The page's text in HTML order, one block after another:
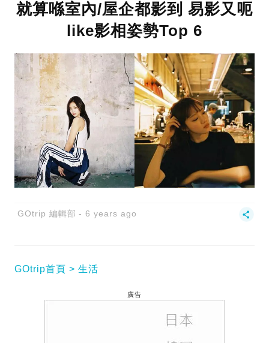
就算喺室內/屋企都影到 易影又呃
like影相姿勢Top 6
GOtrip 編輯部 6 years ago
GOtrip首頁 生活
廣告